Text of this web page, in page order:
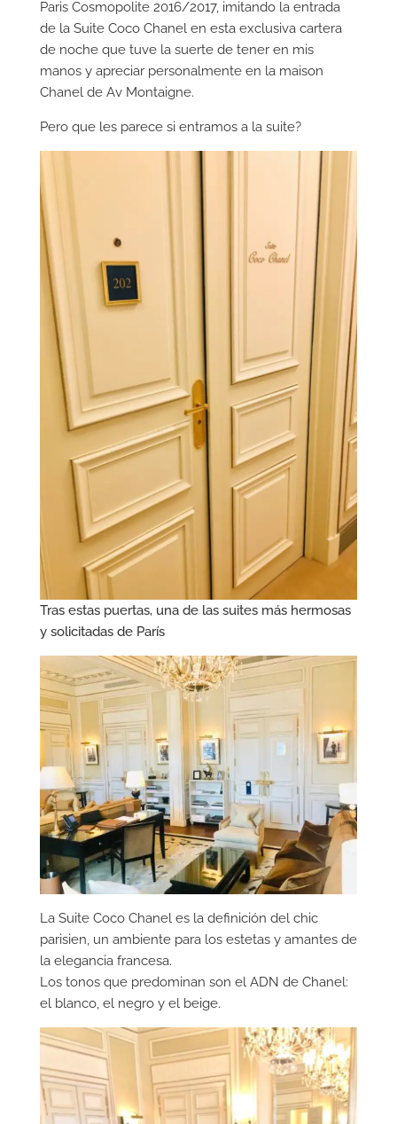
Paris Cosmopolite 2016/2017, imitando la entrada
de la Suite Coco Chanel en esta exclusiva cartera
de noche que tuve la suerte de tener en mis
manos y apreciar personalmente en la maison
Chanel de Av Montaigne.
Pero que les parece si entramos a la suite?
Tras estas puertas, una de las suites más hermosas
y solicitadas de París
La Suite Coco Chanel es la definición del chic
parisien, un ambiente para los estetas y amantes de
la elegancia francesa.
Los tonos que predominan son el ADN de Chanel:
el blanco, el negro y el beige.